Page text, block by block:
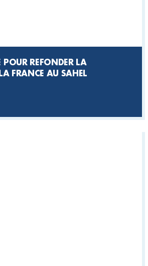
REFONDER LA
FRANCE AU SAHEL